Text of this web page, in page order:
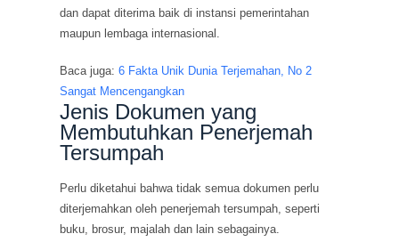
dan dapat diterima baik di instansi pemerintahan
maupun lembaga internasional.
Baca juga:6 Fakta Unik Dunia Terjemahan, No 2
Sangat Mencengangkan
Jenis Dokumen yang
Membutuhkan Penerjemah
Tersumpah
Perlu diketahui bahwa tidak semua dokumen perlu
diterjemahkan oleh penerjemah tersumpah, seperti
buku, brosur, majalah dan lain sebagainya.